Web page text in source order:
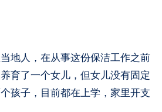
地人，在从事这份保洁工作之前
育了一个女儿，但女儿没有固定
孩子，目前都在上学，家里开支